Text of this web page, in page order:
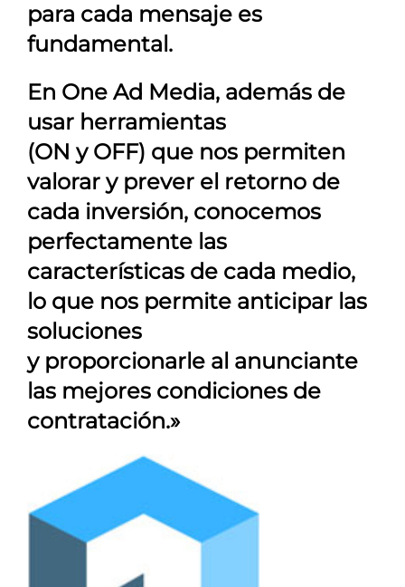
para cada mensaje es
fundamental.
En One Ad Media, además de
usar herramientas
(ON y OFF) que nos permiten
valorar y prever el retorno de
cada inversión, conocemos
perfectamente las
características de cada medio,
lo que nos permite anticipar las
soluciones
y proporcionarle al anunciante
las mejores condiciones de
contratación.»